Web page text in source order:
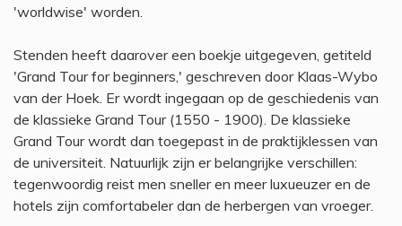
'worldwise' worden.
Stenden heeft daarover een boekje uitgegeven, getiteld
'Grand Tour for beginners,' geschreven door Klaas-Wybo
van der Hoek. Er wordt ingegaan op de geschiedenis van
de klassieke Grand Tour (1550 - 1900). De klassieke
Grand Tour wordt dan toegepast in de praktijklessen van
de universiteit. Natuurlijk zijn er belangrijke verschillen:
tegenwoordig reist men sneller en meer luxueuzer en de
hotels zijn comfortabeler dan de herbergen van vroeger.